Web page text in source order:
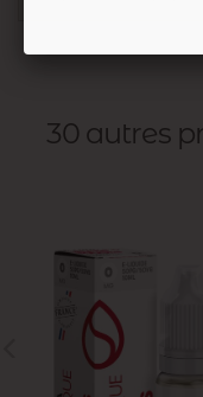
30 autres produits dans la même